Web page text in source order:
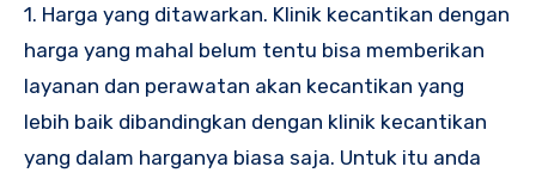
1. Harga yang ditawarkan. Klinik kecantikan dengan
harga yang mahal belum tentu bisa memberikan
layanan dan perawatan akan kecantikan yang
lebih baik dibandingkan dengan klinik kecantikan
yang dalam harganya biasa saja. Untuk itu anda